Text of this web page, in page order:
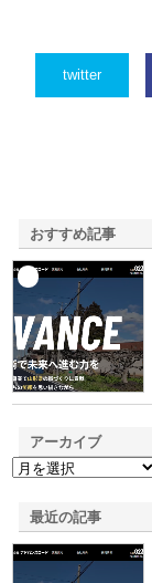
twitter
おすすめ記事
アーカイブ
最近の記事